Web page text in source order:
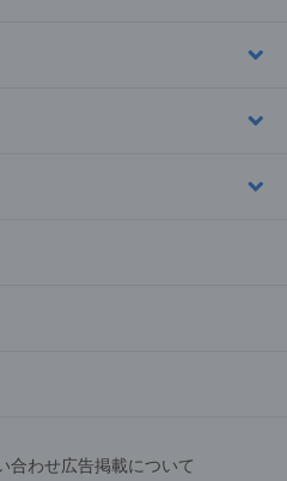
合わせ広告掲載について